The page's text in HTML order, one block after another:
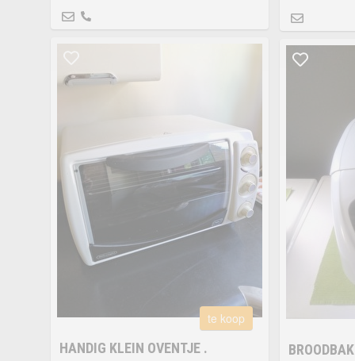
te koop
HANDIG KLEIN OVENTJE .